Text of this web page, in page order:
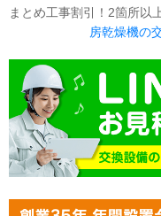
まとめ工事割引！2箇所以
房乾燥機の